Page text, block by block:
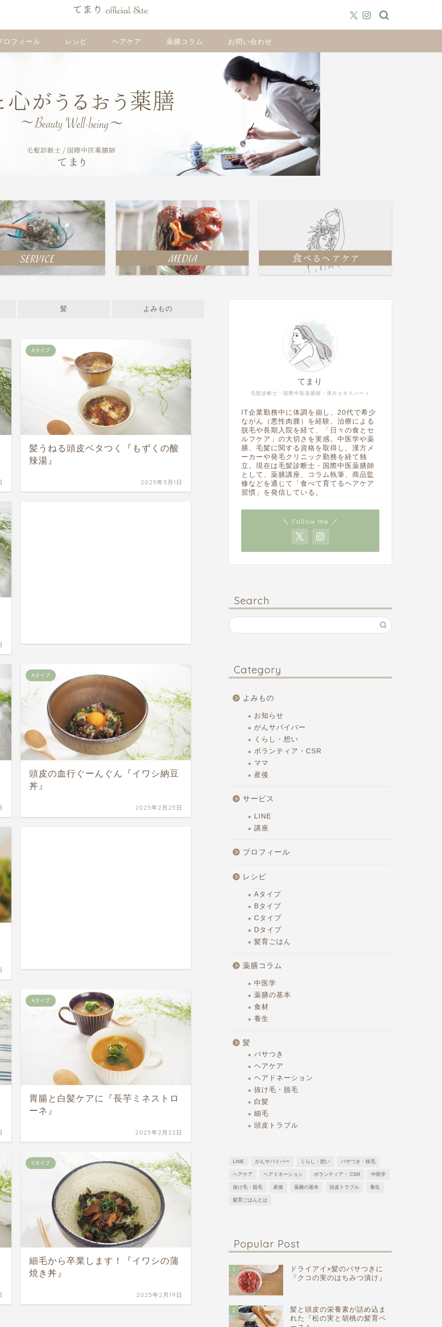
ロフィール レシピ ヘアケア 薬膳コラム お問い合わせ
髪 よみもの
Aタイプ
髪うねる頭皮ベタつく『もずくの酸
辣湯』
2025年3月1日
Aタイプ
頭皮の血行ぐーんぐん『イワシ納豆
丼』
2025年2月25日
Aタイプ
胃腸と白髪ケアに『長芋ミネストロ
ーネ』
2025年2月22日
Cタイプ
細毛から卒業します！『イワシの蒲
焼き丼』
2025年2月19日
白髪・潤い補給に『長芋の塩麹漬
2025年3月2日
頭皮ベタッ、シミ増えた『簡単ナス
の煮浸し』
頭皮の血行ぐーんぐん『イワシ納豆
混ぜ混ぜしてカットするだけ『バジ
ル風サバサンド』
オートミール嫌いがハマる『バナナ
オートミールクッキー』
next
毛髪診断士・国際中医薬膳師・漢方エキスパート
てまり
IT企業勤務中に体調を崩し、20代で希少
ながん（悪性肉腫）を経験。治療による
脱毛や長期入院を経て、「日々の食とセ
ルフケア」の大切さを実感。中医学や薬
膳、毛髪に関する資格を取得し、漢方メ
ーカーや発毛クリニック勤務を経て独
立。現在は毛髪診断士・国際中医薬膳師
として、薬膳講座、コラム執筆、商品監
修などを通じて「食べて育てるヘアケア
習慣」を発信している。
＼ Follow me ／
Search
Category
よみもの
お知らせ
がんサバイバー
くらし・想い
ボランティア・CSR
ママ
産後
サービス
LINE
講座
プロフィール
レシピ
Aタイプ
Bタイプ
Cタイプ
Dタイプ
髪育ごはん
薬膳コラム
中医学
薬膳の基本
食材
養生
髪
パサつき
ヘアケア
ヘアドネーション
抜け毛・脱毛
白髪
細毛
頭皮トラブル
LINE がんサバイバー くらし・想い パサつき・枝毛
ヘアケア ヘアドネーション ボランティア・ CSR 中医学
抜け毛・脱毛 産後 薬膳の基本 頭皮トラブル 養生
髪育ごはんとは
Popular Post
1
ドライアイ×髪のパサつきに
『クコの実のはちみつ漬け』
2
髪と頭皮の栄養素が詰め込ま
れた『松の実と胡桃の髪育ペ